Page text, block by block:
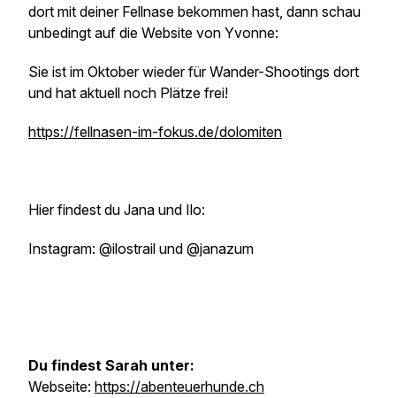
dort mit deiner Fellnase bekommen hast, dann schau
unbedingt auf die Website von Yvonne:
Sie ist im Oktober wieder für Wander-Shootings dort
und hat aktuell noch Plätze frei!
https://fellnasen-im-fokus.de/dolomiten
Hier findest du Jana und Ilo:
Instagram: @ilostrail und @janazum
Du findest Sarah unter:
Webseite: https://abenteuerhunde.ch